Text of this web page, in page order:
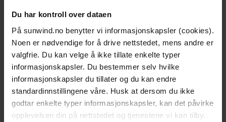
Du har kontroll over dataen
På sunwind.no benytter vi informasjonskapsler (cookies).
Noen er nødvendige for å drive nettstedet, mens andre er
valgfrie. Du kan velge å ikke tillate enkelte typer
informasjonskapsler. Du bestemmer selv hvilke
informasjonskapsler du tillater og du kan endre
standardinnstillingene våre. Husk at dersom du ikke
godtar enkelte typer informasjonskapsler, kan det påvirke
opplevelsen din på nettstedet og tjenestene vi kan tilby.
Solpanel
2st Solpanel Horizon 200W
2st Justerbar Väggkonsol för solpanel
Batteri
3 st Batteri Sunwind AGM 260Ah
4 st Mellankoppling 1 x 50 mm2, 30 cm
Regulator